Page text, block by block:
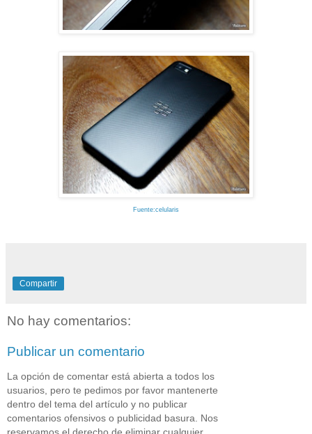
Fuente:celularis
Compartir
No hay comentarios:
Publicar un comentario
La opción de comentar está abierta a todos los
usuarios, pero te pedimos por favor mantenerte
dentro del tema del artículo y no publicar
comentarios ofensivos o publicidad basura. Nos